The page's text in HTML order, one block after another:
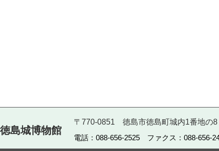
徳島城博物館
〒770-0851 徳島市徳島町城内1番地の8
電話：088-656-2525 ファクス：088-656-